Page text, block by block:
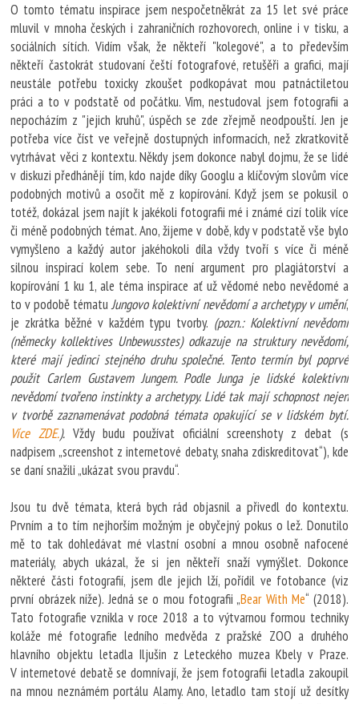
O tomto tématu inspirace jsem nespočetněkrát za 15 let své práce
mluvil v mnoha českých i zahraničních rozhovorech, online i v tisku, a
sociálních sítích. Vidím však, že někteří "kolegové", a to především
někteří častokrát studovaní čeští fotografové, retušěři a grafici, mají
neustále potřebu toxicky zkoušet podkopávat mou patnáctiletou
práci a to v podstatě od počátku. Vím, nestudoval jsem fotografii a
nepocházím z "jejich kruhů", úspěch se zde zřejmě neodpouští. Jen je
potřeba více číst ve veřejně dostupných informacích, než zkratkovitě
vytrhávat věci z kontextu. Někdy jsem dokonce nabyl dojmu, že se lidé
v diskuzi předhánějí tím, kdo najde díky Googlu a klíčovým slovům více
podobných motivů a osočit mě z kopírování. Když jsem se pokusil o
totéž, dokázal jsem najít k jakékoli fotografii mé i známé cizí tolik více
či méně podobných témat. Ano, žijeme v době, kdy v podstatě vše bylo
vymyšleno a každý autor jakéhokoli díla vždy tvoří s více či méně
silnou inspirací kolem sebe. To není argument pro plagiátorství a
kopírování 1 ku 1, ale téma inspirace ať už vědomé nebo nevědomé a
to v podobě tématuJungovo kolektivní nevědomí a archetypy v umění,
je zkrátka běžné v každém typu tvorby. (pozn.: Kolektivní nevědomí
(německy kollektives Unbewusstes) odkazuje na struktury nevědomí,
které mají jedinci stejného druhu společné. Tento termín byl poprvé
použit Carlem Gustavem Jungem. Podle Junga je lidské kolektivní
nevědomí tvořeno instinkty a archetypy. Lidé tak mají schopnost nejen
v tvorbě zaznamenávat podobná témata opakující se v lidském bytí.
Více ZDE.).Vždy budu používat oficiální screenshoty z debat (s
nadpisem „screenshot z internetové debaty, snaha zdiskreditovat“), kde
se daní snažili „ukázat svou pravdu“.
Jsou tu dvě témata, která bych rád objasnil a přivedl do kontextu.
Prvním a to tím nejhorším možným je obyčejný pokus o lež. Donutilo
mě to tak dohledávat mé vlastní osobní a mnou osobně nafocené
materiály, abych ukázal, že si jen někteří snaží vymýšlet. Dokonce
některé části fotografií, jsem dle jejich lží, pořídil ve fotobance (viz
první obrázek níže). Jedná se o mou fotografii „Bear With Me“ (2018).
Tato fotografie vznikla v roce 2018 a to výtvarnou formou techniky
koláže mé fotografie ledního medvěda z pražské ZOO a druhého
hlavního objektu letadla Iljušin z Leteckého muzea Kbely v Praze.
V internetové debatě se domnívají, že jsem fotografii letadla zakoupil
na mnou neznámém portálu Alamy. Ano, letadlo tam stojí už desítky